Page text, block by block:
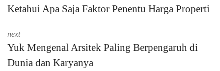
Ketahui Apa Saja Faktor Penentu Harga Properti
next
Yuk Mengenal Arsitek Paling Berpengaruh di
Dunia dan Karyanya